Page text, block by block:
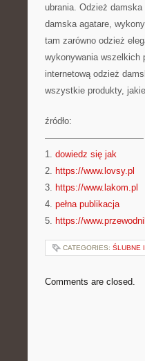
ubrania. Odzież
damska agatare,
tam zarówno odzież
wykonywania wszelkich
internetową odzież
wszystkie produkty,
źródło:
———————————
1. dowiedz się jak
2. https://www.lovsy.pl
3. https://www.lakom.pl
4. pełna publikacja
5. https://
CATEGORIES: ŚLUBNE
Comments are closed.